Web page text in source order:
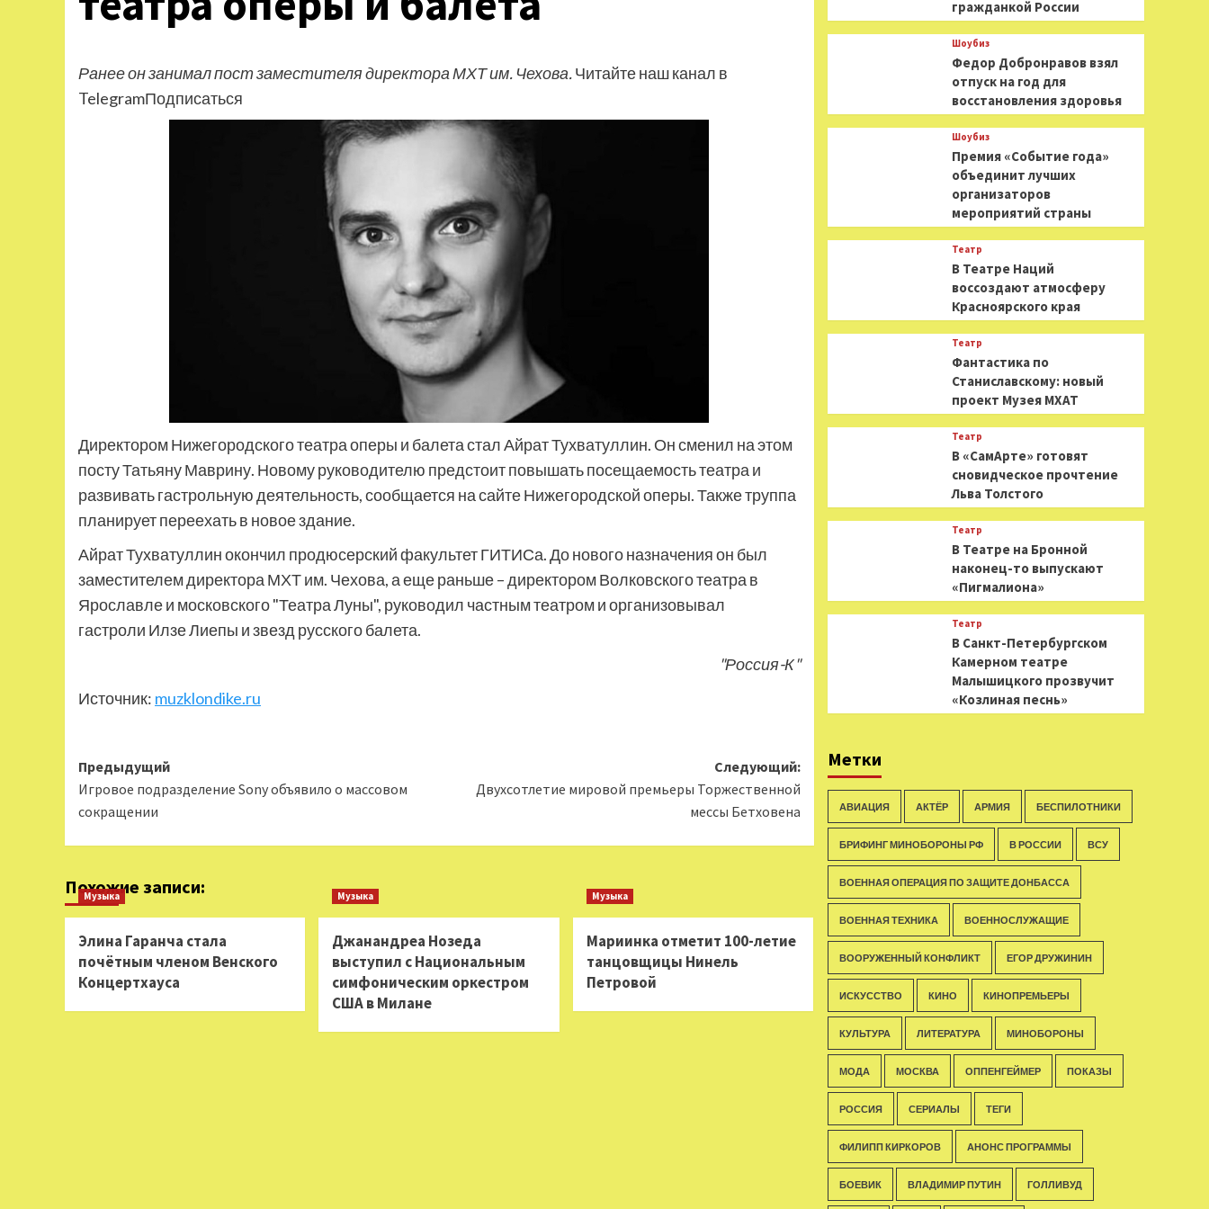
Ранее он занимал пост заместителя директора МХТ им. Чехова.Читайте наш канал в
TelegramПодписаться
Директором Нижегородского театра оперы и балета стал Айрат Тухватуллин. Он сменил на этом
посту Татьяну Маврину. Новому руководителю предстоит повышать посещаемость театра и
развивать гастрольную деятельность, сообщается на сайте Нижегородской оперы. Также труппа
планирует переехать в новое здание.
Айрат Тухватуллин окончил продюсерский факультет ГИТИСа. До нового назначения он был
заместителем директора МХТ им. Чехова, а еще раньше – директором Волковского театра в
Ярославле и московского "Театра Луны", руководил частным театром и организовывал
гастроли Илзе Лиепы и звезд русского балета.
"Россия-К"
Источник: muzklondike.ru
Навигация
записи
Предыдущий
Игровое подразделение Sony объявило о массовом
сокращении
Следующий:
Двухсотлетие мировой премьеры Торжественной
мессы Бетховена
Похожие записи:
Музыка
Элина Гаранча стала
почётным членом Венского
Концертхауса
Музыка
Джанандреа Нозеда
выступил с Национальным
симфоническим оркестром
США в Милане
Музыка
Мариинка отметит 100-летие
танцовщицы Нинель
Петровой
гражданкой России
Шоубиз
Федор Добронравов взял
отпуск на год для
восстановления здоровья
Шоубиз
Премия «Событие года»
объединит лучших
организаторов
мероприятий страны
Театр
В Театре Наций
воссоздают атмосферу
Красноярского края
Театр
Фантастика по
Станиславскому: новый
проект Музея МХАТ
Театр
В «СамАрте» готовят
сновидческое прочтение
Льва Толстого
Театр
В Театре на Бронной
наконец-то выпускают
«Пигмалиона»
Театр
В Санкт-Петербургском
Камерном театре
Малышицкого прозвучит
«Козлиная песнь»
Метки
АВИАЦИЯ АКТЁР АРМИЯ БЕСПИЛОТНИКИ
БРИФИНГ МИНОБОРОНЫ РФ В РОССИИ ВСУ
ВОЕННАЯ ОПЕРАЦИЯ ПО ЗАЩИТЕ ДОНБАССА
ВОЕННАЯ ТЕХНИКА ВОЕННОСЛУЖАЩИЕ
ВООРУЖЕННЫЙ КОНФЛИКТ ЕГОР ДРУЖИНИН
ИСКУССТВО КИНО КИНОПРЕМЬЕРЫ
КУЛЬТУРА ЛИТЕРАТУРА МИНОБОРОНЫ
МОДА МОСКВА ОППЕНГЕЙМЕР ПОКАЗЫ
РОССИЯ СЕРИАЛЫ ТЕГИ
ФИЛИПП КИРКОРОВ АНОНС ПРОГРАММЫ
БОЕВИК ВЛАДИМИР ПУТИН ГОЛЛИВУД